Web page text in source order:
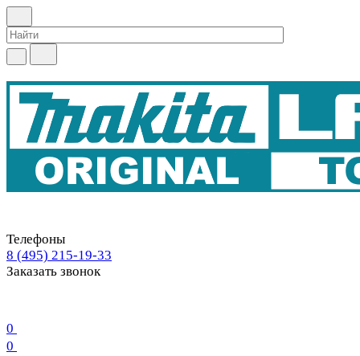
Телефоны
8 (495) 215-19-33
Заказать звонок
0
0